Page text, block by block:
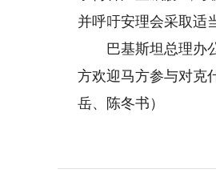
并呼吁安理会采取适
巴基斯坦总理办公
方欢迎马方参与对克
岳、陈冬书）